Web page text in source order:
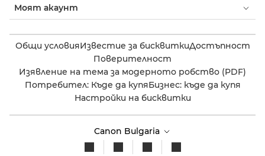
Моят акаунт
Общи условияИзвестие за бисквиткиДостъпност
Поверителност
Изявление на тема за модерното робство (PDF)
Потребител: Къде да купяБизнес: къде да купя
Настройки на бисквитки
Canon Bulgaria